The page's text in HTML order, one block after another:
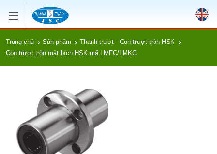
Trang chủ Sản phẩm
Thanh trượt - Con trượt tròn HSK
Con trượt tròn mặt bích HSK mã LMFC/LMKC